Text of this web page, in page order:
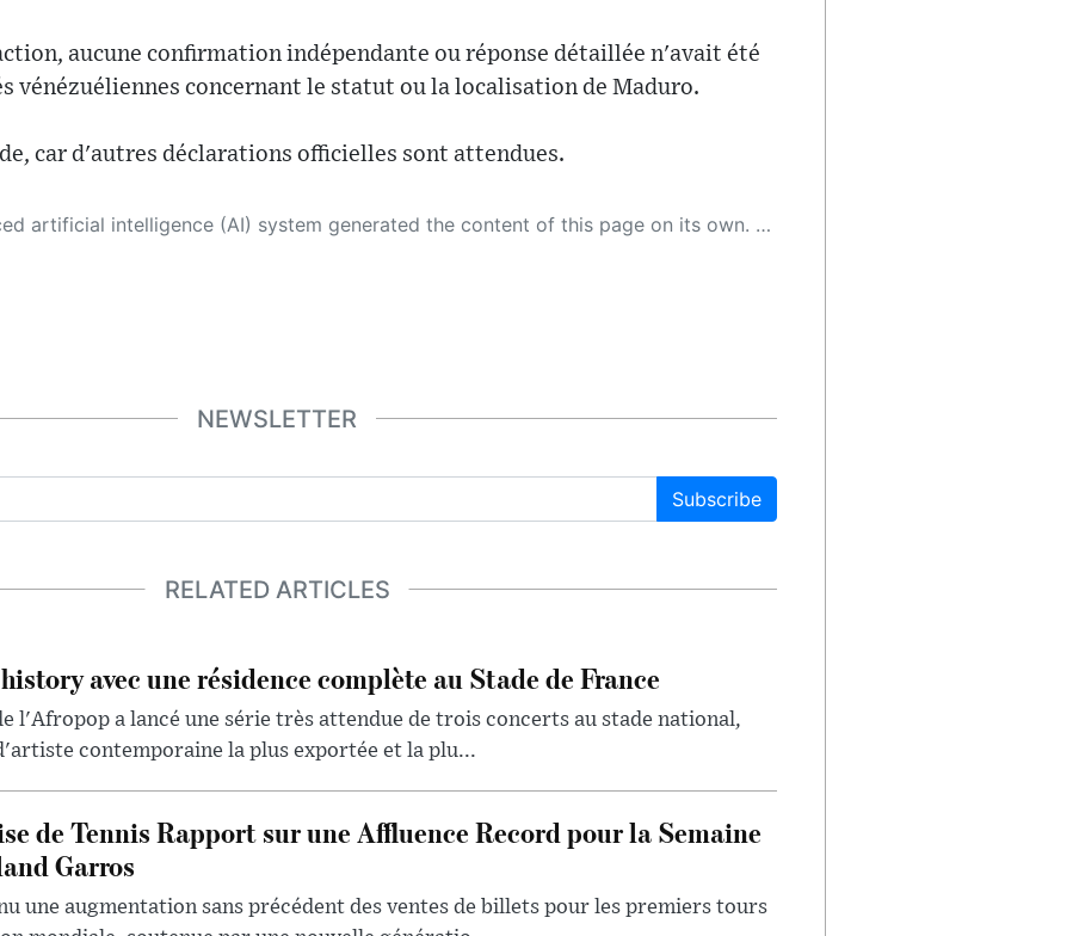
aucune confirmation indépendante ou réponse détaillée n'avait été
vénézuéliennes concernant le statut ou la localisation de Maduro.
car d'autres déclarations officielles sont attendues.
its own. This innovative technology conducts extensive research from a variety of reliable sources, performs rigorous fact-checking and verification, cleans up and balances biased or manipulated content, and presents a minimal factual summary that is just enough yet essential for you to function as an informed and educated citizen. Please keep in mind, however, that this system is an evolving technology, and as a result, the article may contain accidental inaccuracies or errors. We urge you to help us improve our site by reporting any inaccuracies you find using the "
NEWSLETTER
Subscribe
RELATED ARTICLES
avec une résidence complète au Stade de France
l'Afropop a lancé une série très attendue de trois concerts au stade national,
contemporaine la plus exportée et la plu...
de Tennis Rapport sur une Affluence Record pour la Semaine
Garros
une augmentation sans précédent des ventes de billets pour les premiers tours